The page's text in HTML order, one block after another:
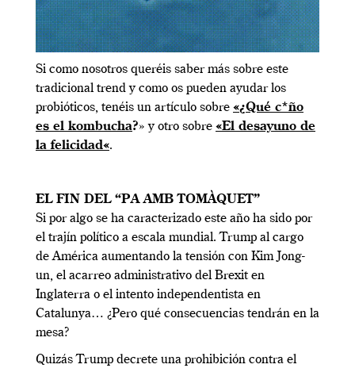
Si como nosotros queréis saber más sobre este
tradicional trend y como os pueden ayudar los
probióticos, tenéis un artículo sobre «¿Qué c*ño
es el kombucha?» y otro sobre «El desayuno de
la felicidad«.
EL FIN DEL “PA AMB TOMÀQUET”
Si por algo se ha caracterizado este año ha sido por
el trajín político a escala mundial. Trump al cargo
de América aumentando la tensión con Kim Jong-
un, el acarreo administrativo del Brexit en
Inglaterra o el intento independentista en
Catalunya… ¿Pero qué consecuencias tendrán en la
mesa?
Quizás Trump decrete una prohibición contra el